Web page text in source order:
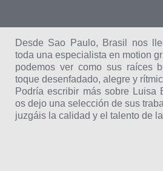
Desde Sao Paulo, Brasil nos
toda una especialista en motion
podemos ver como sus raíces
toque desenfadado, alegre y
Podría escribir más sobre Luisa
os dejo una selección de sus
juzgáis la calidad y el talento de